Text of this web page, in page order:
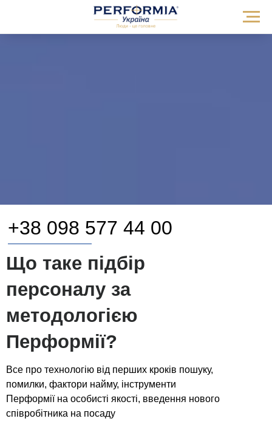
Що таке підбір
персоналу за
методологією
Перформії?
+38 098 577 44 00
Все про технологію від перших кроків пошуку,
помилки, фактори найму, інструменти
Перформії на особисті якості, введення нового
співробітника на посаду